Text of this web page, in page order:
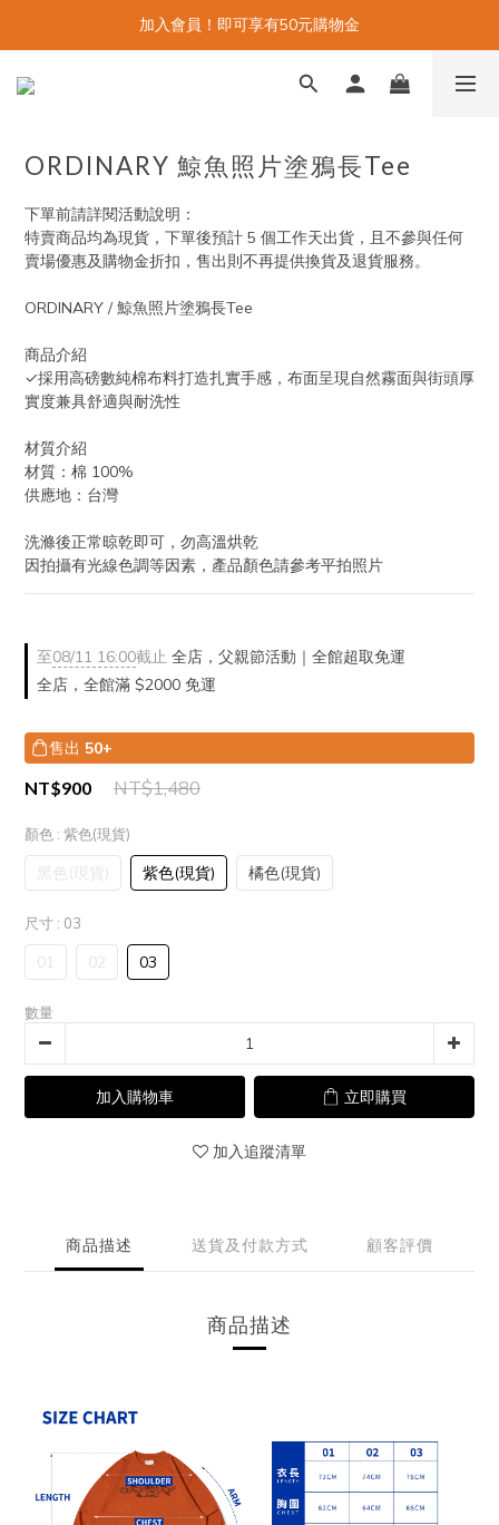
加入會員！即可享有50元購物金
ORDINARY 鯨魚照片塗鴉長Tee
下單前請詳閱活動說明：
特賣商品均為現貨，下單後預計 5 個工作天出貨，且不參與任何
賣場優惠及購物金折扣，售出則不再提供換貨及退貨服務。
ORDINARY / 鯨魚照片塗鴉長Tee
商品介紹
✓採用高磅數純棉布料打造扎實手感，布面呈現自然霧面與街頭厚
實度兼具舒適與耐洗性
材質介紹
材質：棉 100%
供應地：台灣
洗滌後正常晾乾即可，勿高溫烘乾
因拍攝有光線色調等因素，產品顏色請參考平拍照片
至08/11 16:00截止 全店，父親節活動｜全館超取免運
全店，全館滿 $2000 免運
售出 50+
NT$900 NT$1,480
顏色 : 紫色(現貨)
黑色(現貨) 紫色(現貨) 橘色(現貨)
尺寸 : 03
01 02 03
數量
加入購物車 立即購買
加入追蹤清單
商品描述 送貨及付款方式 顧客評價
商品描述